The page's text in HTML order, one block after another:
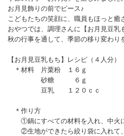
お月見飾りの前でピース♪
こどもたちの笑顔に、職員もほっと癒
おやつでは、調理さんに【お月見豆乳
秋の行事を通して、季節の移り変わり
【お月見豆乳もち】レシピ（４人分）
＊材料 片栗粉 １６ｇ
砂糖 ６ｇ
豆乳 １２０ｃｃ
＊作り方
①鍋にすべての材料を入れ、中火に
②生地ができたら絞り袋に入れて、